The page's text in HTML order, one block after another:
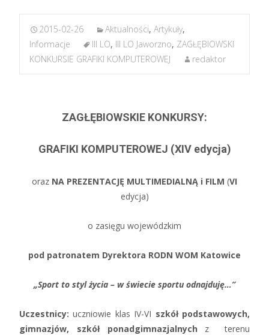
2015-02-26 Aktualności, Artykuły,
Informacje
III LO, III LO Jaworzno, ZAGŁĘBIOWSKI
KONKURSIE GRAFIKI KOMPUTEROWEJ
redaktor
ZAGŁĘBIOWSKIE KONKURSY:
GRAFIKI KOMPUTEROWEJ (XIV edycja)
oraz NA PREZENTACJĘ MULTIMEDIALNĄ i FILM (VI
edycja)
o zasięgu wojewódzkim
pod patronatem Dyrektora RODN WOM Katowice
„Sport to styl życia – w świecie sportu odnajduję…”
Uczestnicy: uczniowie klas IV-VI szkół podstawowych,
gimnazjów, szkół ponadgimnazjalnych z terenu